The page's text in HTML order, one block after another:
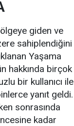
giden ve
sahiplendiğini
Yaşama
hakkında birçok
bir kullanıcı ile
yanıt geldi.
sonrasında
kadar